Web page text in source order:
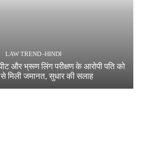
LAW TREND -HINDI
और भ्रूण लिंग परीक्षण के आरोपी पति को
से मिली जमानत, सुधार की सलाह